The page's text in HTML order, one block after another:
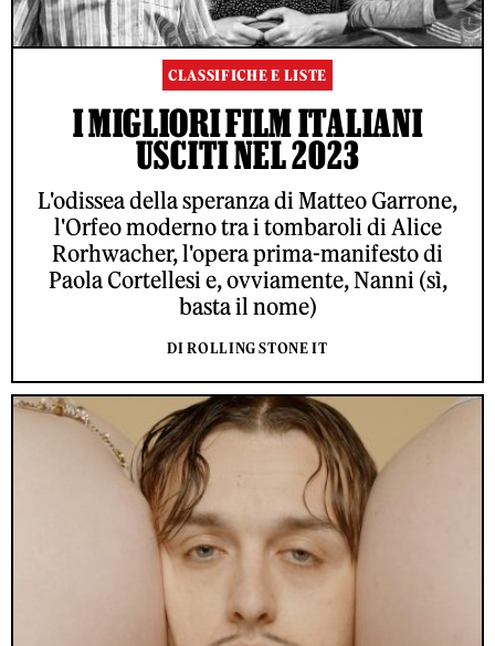
CLASSIFICHE E LISTE
I MIGLIORI FILM ITALIANI
USCITI NEL 2023
L'odissea della speranza di Matteo Garrone,
l'Orfeo moderno tra i tombaroli di Alice
Rorhwacher, l'opera prima-manifesto di
Paola Cortellesi e, ovviamente, Nanni (sì,
basta il nome)
DI ROLLING STONE IT